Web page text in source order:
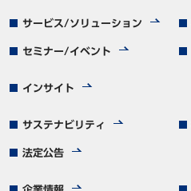
サービス/ソリューション
セミナー/イベント
インサイト
サステナビリティ
法定公告